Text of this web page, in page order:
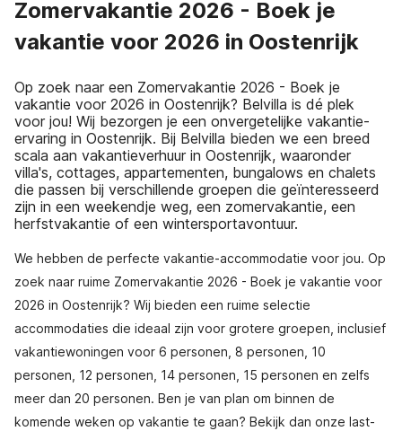
Zomervakantie 2026 - Boek je
vakantie voor 2026 in Oostenrijk
Op zoek naar een Zomervakantie 2026 - Boek je
vakantie voor 2026 in Oostenrijk? Belvilla is dé plek
voor jou! Wij bezorgen je een onvergetelijke vakantie-
ervaring in Oostenrijk. Bij Belvilla bieden we een breed
scala aan vakantieverhuur in Oostenrijk, waaronder
villa's, cottages, appartementen, bungalows en chalets
die passen bij verschillende groepen die geïnteresseerd
zijn in een weekendje weg, een zomervakantie, een
herfstvakantie of een wintersportavontuur.
We hebben de perfecte vakantie-accommodatie voor jou. Op
zoek naar ruime Zomervakantie 2026 - Boek je vakantie voor
2026 in Oostenrijk? Wij bieden een ruime selectie
accommodaties die ideaal zijn voor grotere groepen, inclusief
vakantiewoningen voor 6 personen, 8 personen, 10
personen, 12 personen, 14 personen, 15 personen en zelfs
meer dan 20 personen. Ben je van plan om binnen de
komende weken op vakantie te gaan? Bekijk dan onze last-